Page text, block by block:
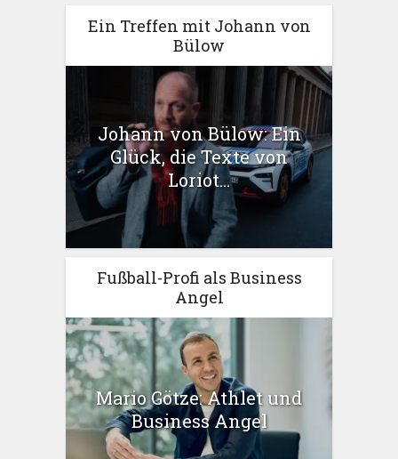
Ein Treffen mit Johann von
Bülow
Johann von Bülow: Ein
Glück, die Texte von
Loriot...
Fußball-Profi als Business
Angel
Mario Götze: Athlet und
Business Angel